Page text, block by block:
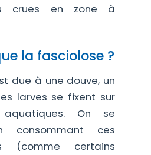
crues en zone à
la fasciolose ?
due à une douve, un
larves se fixent sur
On se
consommant ces
(comme certains